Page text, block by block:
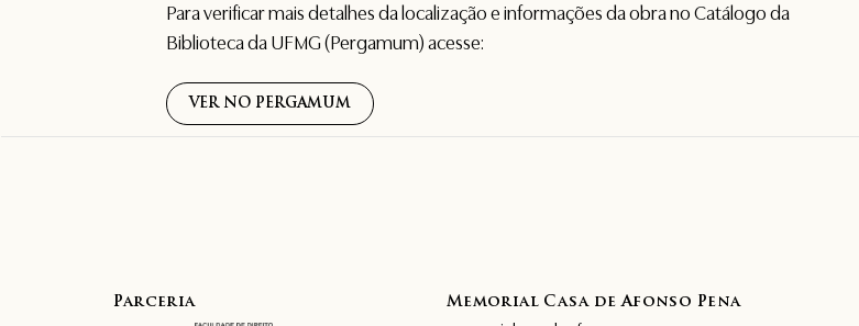
Para verificar mais detalhes da localização e informações da obra no Catálogo da
Biblioteca da UFMG (Pergamum) acesse:
VER NO PERGAMUM
Parceria Memorial Casa de Afonso Pena